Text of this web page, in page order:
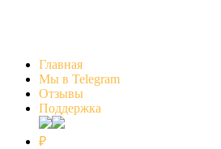
Главная
Мы в Telegram
Отзывы
Поддержка
₽